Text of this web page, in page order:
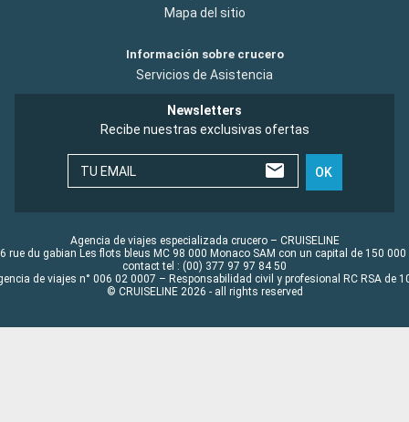
Mapa del sitio
Información sobre crucero
Servicios de Asistencia
Newsletters
Recibe nuestras exclusivas ofertas
TU EMAIL OK
Agencia de viajes especializada crucero – CRUISELINE
rue du gabian Les flots bleus MC 98 000 Monaco SAM con un capital de 150 000
contact tel : (00) 377 97 97 84 50
de viajes n° 006 02 0007 – Responsabilidad civil y profesional RC RSA de
© CRUISELINE 2026 - all rights reserved